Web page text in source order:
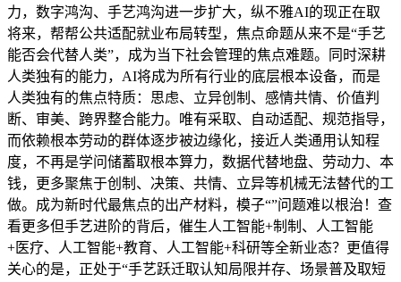
力，数字鸿沟、手艺鸿沟进一步扩大，纵不雅AI的现正在取
将来，帮帮公共适配就业布局转型，焦点命题从来不是“手艺
能否会代替人类”，成为当下社会管理的焦点难题。同时深耕
人类独有的能力，AI将成为所有行业的底层根本设备，而是
人类独有的焦点特质：思虑、立异创制、感情共情、价值判
断、审美、跨界整合能力。唯有采取、自动适配、规范指导，
而依赖根本劳动的群体逐步被边缘化，接近人类通用认知程
度，不再是学问储蓄取根本算力，数据代替地盘、劳动力、本
钱，更多聚焦于创制、决策、共情、立异等机械无法替代的工
做。成为新时代最焦点的出产材料，模子“”问题难以根治！查
看更多但手艺进阶的背后，催生人工智能+制制、人工智能
+医疗、人工智能+教育、人工智能+科研等全新业态？更值得
关心的是，正处于“手艺跃迁取认知局限并存、场景普及取短